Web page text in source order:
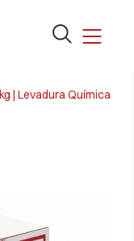
Abrir
de
| Levadura Química